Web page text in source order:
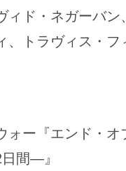
ィド・ネガーバン
、トラヴィス・
ォー『エンド・
間―』